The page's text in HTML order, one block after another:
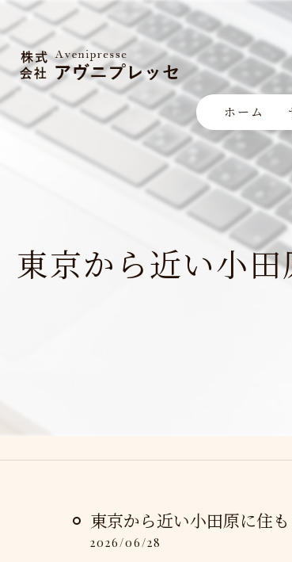
ホーム
東京から近い小
東京から近い小田原に住
2026/06/28